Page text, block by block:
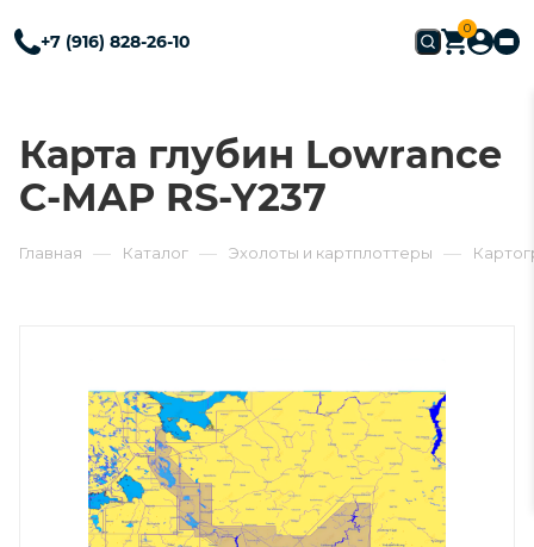
+7 (916) 828-26-10
0
Карта глубин Lowrance
С-MAP RS-Y237
Главная — Каталог — Эхолоты и картплоттеры —